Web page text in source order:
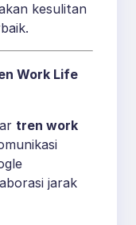
kesulitan
Work Life
tren work
jarak